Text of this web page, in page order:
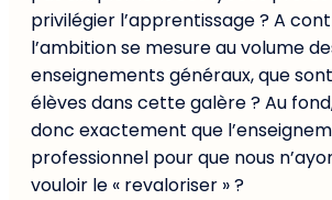
privilégier l’apprentissage ? A
l’ambition se mesure au volume
enseignements généraux, que
élèves dans cette galère ? Au
donc exactement que
professionnel pour que nous
vouloir le « revaloriser » ?